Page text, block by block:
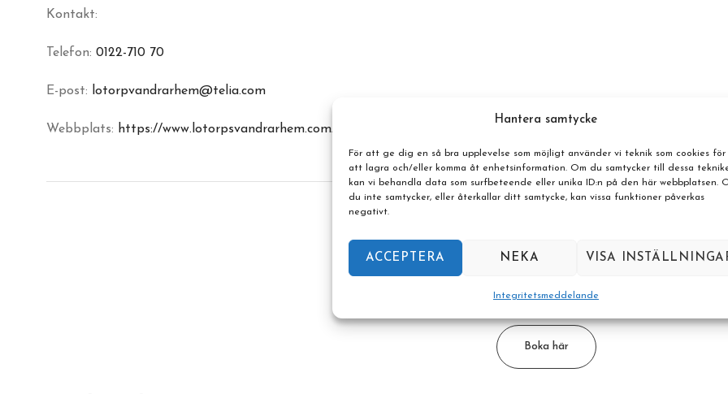
Hantera samtycke
För att ge dig en så bra upplevelse som möjligt använder vi teknik som cookies för
att lagra och/eller komma åt enhetsinformation. Om du samtycker till dessa
kan vi behandla data som surfbeteende eller unika ID:n på den här webbplatsen.
du inte samtycker, eller återkallar ditt samtycke, kan vissa funktioner påverkas
negativt.
ACCEPTERA NEKA VISA
Integritetsmeddelande
Kontakt:
Telefon: 0122-710 70
E-post: lotorpvandrarhem@telia.com
Webbplats: https://www.lotorpsvandrarhem.com/
Boka ditt boende
Boka direkt hos Lotorp Vandrarhem
Boka här